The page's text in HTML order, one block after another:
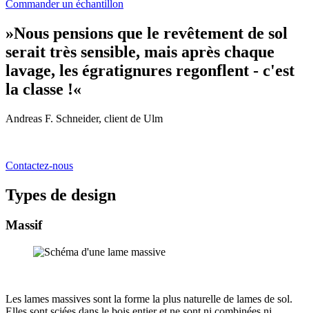
Commander un échantillon
»Nous pensions que le revêtement de sol
serait très sensible, mais après chaque
lavage, les égratignures regonflent - c'est
la classe !«
Andreas F. Schneider, client de Ulm
Contactez-nous
Types de design
Massif
Les lames massives sont la forme la plus naturelle de lames de sol.